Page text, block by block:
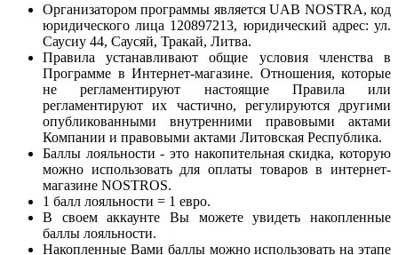
Организатором программы является UAB NOSTRA, код
юридического лица 120897213, юридический адрес: ул.
Саусиу 44, Саусяй, Тракай, Литва.
Правила устанавливают общие условия членства в
Программе в Интернет-магазине. Отношения, которые
не регламентируют настоящие Правила или
регламентируют их частично, регулируются другими
опубликованными внутренними правовыми актами
Компании и правовыми актами Литовская Республика.
Баллы лояльности - это накопительная скидка, которую
можно использовать для оплаты товаров в интернет-
магазине NOSTROS.
1 балл лояльности = 1 евро.
В своем аккаунте Вы можете увидеть накопленные
баллы лояльности.
Накопленные Вами баллы можно использовать на этапе